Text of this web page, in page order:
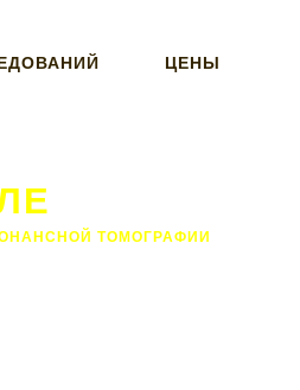
ЦЕНЫ
ТОМОГРАФИИ